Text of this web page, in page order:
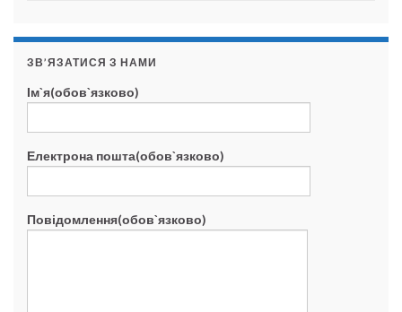
ЗВ’ЯЗАТИСЯ З НАМИ
Ім`я(обов`язково)
Електрона пошта(обов`язково)
Повідомлення(обов`язково)